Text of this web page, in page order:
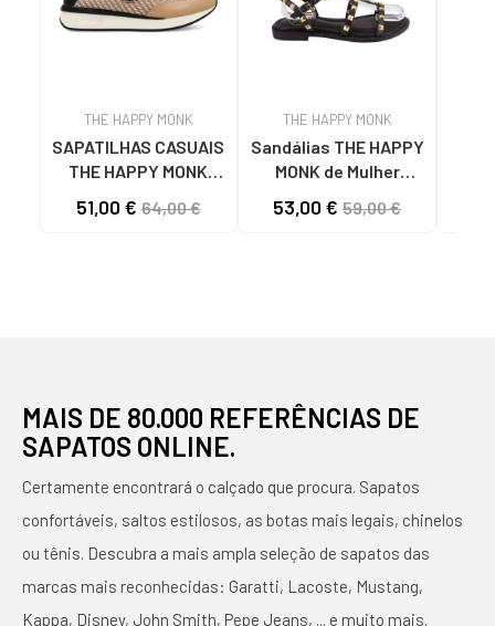
THE HAPPY MONK
SAPATILHAS CASUAIS
THE HAPPY MONK
LOGÓTIPO DISTINTIVO
51,00 €64,00 €
THE HAPPY MONK
Sandálias THE HAPPY
MONK de Mulher
SANDALIAS DE MUJER
53,00 € 59,00 €
MAIS DE 80.000 REFERÊNCIAS DE
SAPATOS ONLINE.
Certamente encontrará o calçado que procura. Sapatos
confortáveis, saltos estilosos, as botas mais legais, chinelos
ou tênis. Descubra a mais ampla seleção de sapatos das
marcas mais reconhecidas: Garatti, Lacoste, Mustang,
Kappa, Disney, John Smith, Pepe Jeans, ... e muito mais.